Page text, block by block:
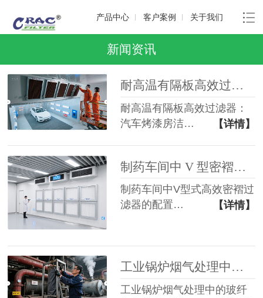
产品中心 客户案例 关于我们
新闻资讯
耐高温有隔板高效过滤器：汽车烤漆房洁净空气的核心卫士
耐高温有隔板高效过滤器：
汽车烤漆房洁…
【详情】
制药车间中V型式高效密褶过
滤器的配置…
【详情】
工业锅炉烟气处理中的玻纤中效袋式过滤器应用分析
工业锅炉烟气处理中的玻纤